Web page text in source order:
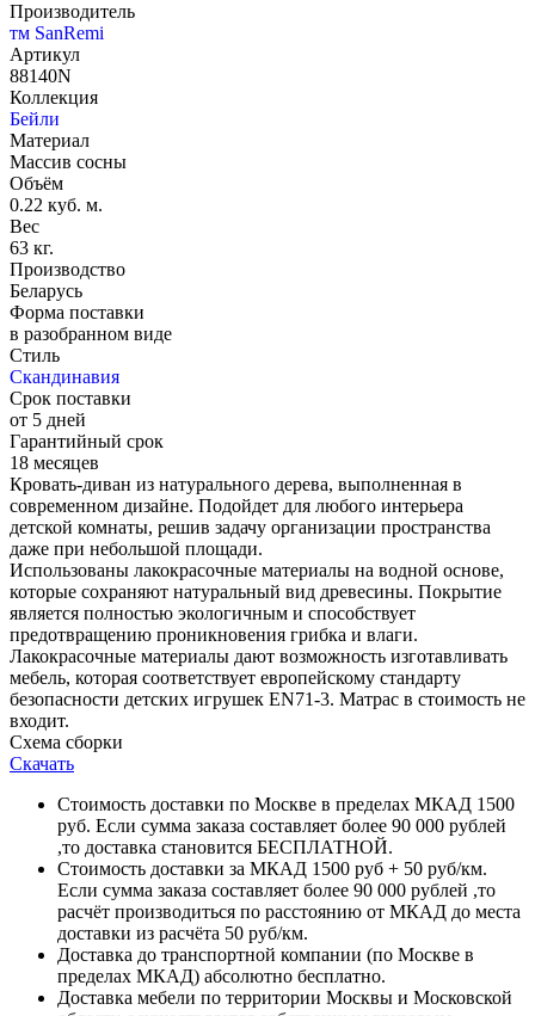
Производитель
тм SanRemi
Артикул
88140N
Коллекция
Бейли
Материал
Массив сосны
Объём
0.22 куб. м.
Вес
63 кг.
Производство
Беларусь
Форма поставки
в разобранном виде
Стиль
Скандинавия
Срок поставки
от 5 дней
Гарантийный срок
18 месяцев
Кровать-диван из натурального дерева, выполненная в
современном дизайне. Подойдет для любого интерьера
детской комнаты, решив задачу организации пространства
даже при небольшой площади.
Использованы лакокрасочные материалы на водной основе,
которые сохраняют натуральный вид древесины. Покрытие
является полностью экологичным и способствует
предотвращению проникновения грибка и влаги.
Лакокрасочные материалы дают возможность изготавливать
мебель, которая соответствует европейскому стандарту
безопасности детских игрушек EN71-3. Матрас в стоимость не
входит.
Схема сборки
Скачать
Стоимость доставки по Москве в пределах МКАД 1500
руб. Если сумма заказа составляет более 90 000 рублей
,то доставка становится БЕСПЛАТНОЙ.
Стоимость доставки за МКАД 1500 руб + 50 руб/км.
Если сумма заказа составляет более 90 000 рублей ,то
расчёт производиться по расстоянию от МКАД до места
доставки из расчёта 50 руб/км.
Доставка до транспортной компании (по Москве в
пределах МКАД) абсолютно бесплатно.
Доставка мебели по территории Москвы и Московской